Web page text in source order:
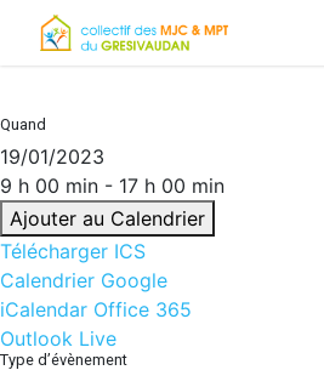
Quand
19/01/2023
9 h 00 min - 17 h 00 min
Ajouter au Calendrier
Télécharger ICS
Calendrier Google
iCalendar Office 365
Outlook Live
Type d’évènement